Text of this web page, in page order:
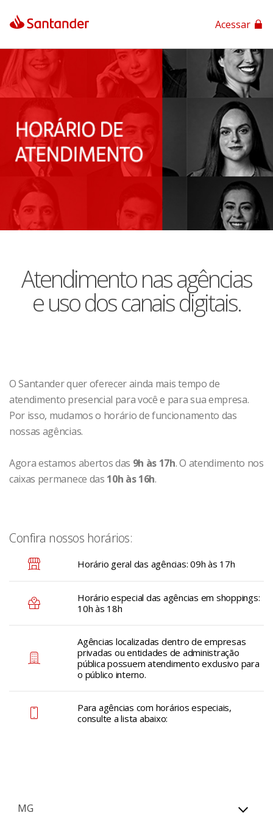
App Santander
App Santander Empresas
Acessar
Atendimento nas agências
e uso dos canais digitais.
O Santander quer oferecer ainda mais tempo de
atendimento presencial para você e para sua empresa.
Por isso, mudamos o horário de funcionamento das
nossas agências.
Agora estamos abertos das 9h às 17h. O atendimento nos
caixas permanece das 10h às 16h.
Confira nossos horários:
Horário geral das agências: 09h às 17h
Horário especial das agências em shoppings:
10h às 18h
Agências localizadas dentro de empresas
privadas ou entidades de administração
pública possuem atendimento exclusivo para
o público interno.
Para agências com horários especiais,
consulte a lista abaixo:
MG